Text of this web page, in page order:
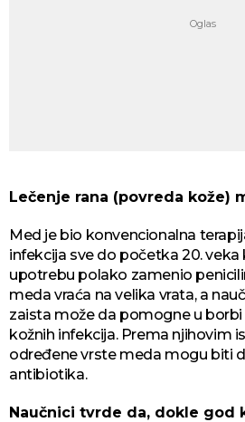
Lečenje rana (povreda kože)
Med je bio konvencionalna
infekcija sve do početka 20. veka
upotrebu polako zamenio
meda vraća na velika vrata, a
zaista može da pomogne u
kožnih infekcija. Prema njihovim
određene vrste meda mogu biti
antibiotika.
Naučnici tvrde da, dokle god